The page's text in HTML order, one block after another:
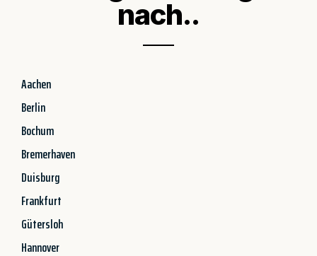
nach..
Aachen
Berlin
Bochum
Bremerhaven
Duisburg
Frankfurt
Gütersloh
Hannover